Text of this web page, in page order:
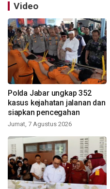
Video
Polda Jabar ungkap 352
kasus kejahatan jalanan dan
siapkan pencegahan
Jumat, 7 Agustus 2026